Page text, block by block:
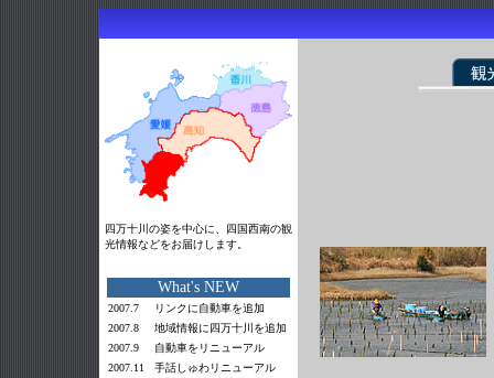
四万十川の姿を中心に、四国西南の観
光情報などをお届けします。
What's NEW
2007.7
リンクに自動車を追加
2007.8
地域情報に四万十川を追加
2007.9
自動車をリニューアル
2007.11
手話しゅわリニューアル